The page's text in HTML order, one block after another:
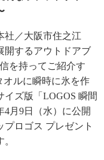
社／大阪市住之江
開するアウトドアブ
を持ってご紹介す
オルに瞬時に氷を作
ズ版「LOGOS 瞬間
4月9日（水）に公開
ロゴス プレゼント